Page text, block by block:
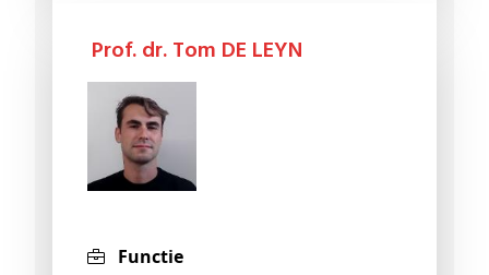
Prof. dr. Tom DE LEYN
Functie